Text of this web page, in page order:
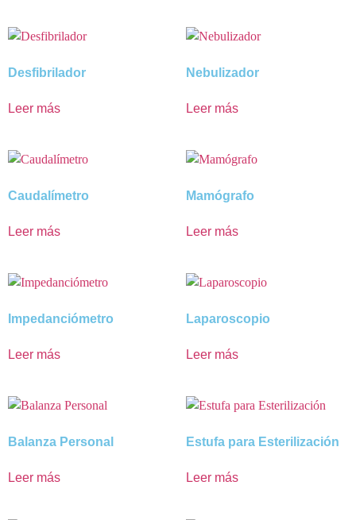
Desfibrilador
Leer más
Nebulizador
Leer más
Caudalímetro
Leer más
Mamógrafo
Leer más
Impedanciómetro
Leer más
Laparoscopio
Leer más
Balanza Personal
Leer más
Estufa para Esterilización
Leer más